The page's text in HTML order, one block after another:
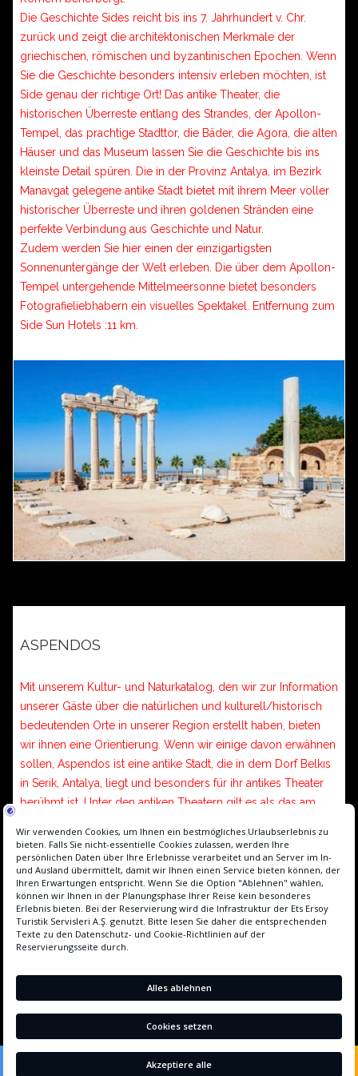
Die Geschichte Sides reicht bis ins 7. Jahrhundert v. Chr.
zurück und zeigt die architektonischen Merkmale der
griechischen, römischen und byzantinischen Epochen. Wenn
Sie die Geschichte besonders intensiv erleben möchten, ist
Side genau der richtige Ort! Das antike Theater, die
historischen Überreste entlang des Strandes, der Apollon-
Tempel, das prachtige Stadttor, die Bäder, die Agora, die alten
Häuser und das Museum lassen Sie die Geschichte bis ins
kleinste Detail spüren. Die in der Provinz Antalya, im Bezirk
Manavgat gelegene antike Stadt bietet mit ihrem Meer voller
historischer Überreste und ihren goldenen Stränden eine
perfekte Verbindung aus Geschichte und Natur.
Zudem werden Sie hier einen der einzigartigsten
Sonnenuntergänge der Welt erleben. Die über dem Apollon-
Tempel untergehende Mittelmeersonne bietet besonders
Fotografieliebhabern ein visuelles Spektakel. Entfernung zum
Side Sun Hotels :11 km.
ASPENDOS
Mit unserem Kultur- und Naturkatalog, den wir zur Information
unserer Gäste über die natürlichen und kulturell/historisch
bedeutenden Orte in unserer Region erstellt haben, bieten
wir ihnen eine Orientierung. Wenn wir einige davon erwähnen
sollen, Aspendos ist eine antike Stadt, die in dem Dorf Belkıs
in Serik, Antalya, liegt und besonders für ihr antikes Theater
berühmt ist. Unter den antiken Theatern gilt es als das am
des Antoninus Pius und wurde in der Zeit des Marcus
Aurelius (138-164) vollendet. Jedes Jahr besuchen Tausende
von einheimischen und ausländischen Touristen Aspendos
Aspendos wird für Theateraufführungen, Konzerte und
Veranstaltungen genutzt. Aspendos ist nicht nur der ideale
Ort, um sich in die Antike zurückzuversetzen, sondern lädt
Sie auch ein, seine einzigartige Geschichte bei Ihrem Besuch
kennenzulernen. Entfernung zum Side Sun Hotels :25 km.